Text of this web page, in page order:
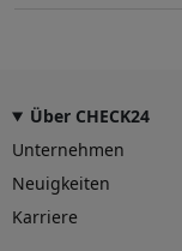
Über CHECK24
Unternehmen
Neuigkeiten
Karriere